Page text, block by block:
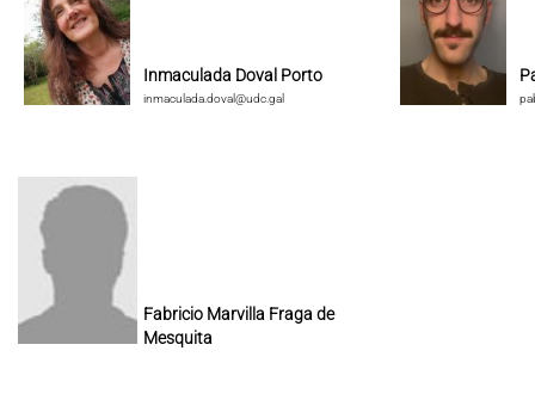
Inmaculada Doval Porto
inmaculada.doval@udc.gal
Fabricio Marvilla Fraga de
Mesquita